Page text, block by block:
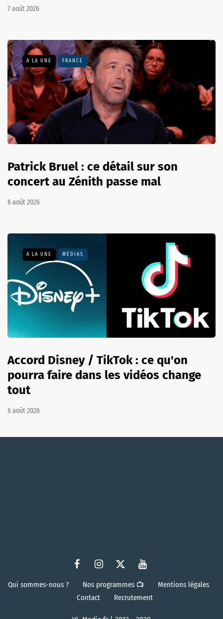
7 août 2026
A LA UNE FRANCE
Patrick Bruel : ce détail sur son
concert au Zénith passe mal
6 août 2026
A LA UNE MÉDIAS
Accord Disney / TikTok : ce qu'on
pourra faire dans les vidéos change
tout
6 août 2026
Qui sommes-nous ? Nos programmes 📺
Mentions légales
Contact
Recrutement